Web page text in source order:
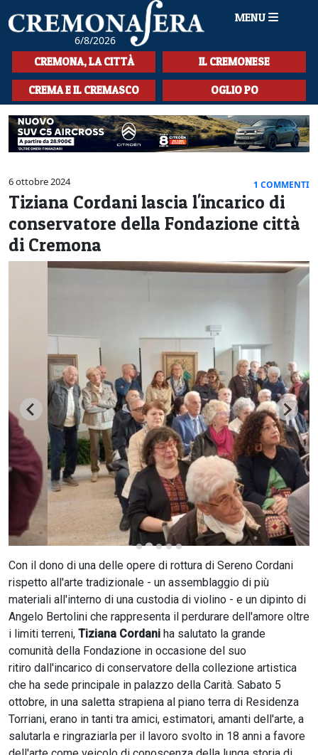
6/8/2026
MENU
HOME
CRONACA
SPORT
LA MUSICA
CULTURA
LA STORIA
SPETTACOLI
L'EDITORIALE
CREMONA, LA CITTÀ IL CREMONESE
CREMA E IL CREMASCO OGLIO PO
6 ottobre 2024 1 COMMENTI
Tiziana Cordani lascia l'incarico di
conservatore della Fondazione città
di Cremona
Con il dono di una delle opere di rottura di Sereno Cordani
rispetto all'arte tradizionale - un assemblaggio di più
materiali all'interno di una custodia di violino - e un dipinto di
Angelo Bertolini che rappresenta il perdurare dell'amore oltre
i limiti terreni, Tiziana Cordani ha salutato la grande
comunità della Fondazione in occasione del suo
ritiro dall'incarico di conservatore della collezione artistica
che ha sede principale in palazzo della Carità. Sabato 5
ottobre, in una saletta strapiena al piano terra di Residenza
Torriani, erano in tanti tra amici, estimatori, amanti dell'arte, a
salutarla e ringraziarla per il lavoro svolto in 18 anni a favore